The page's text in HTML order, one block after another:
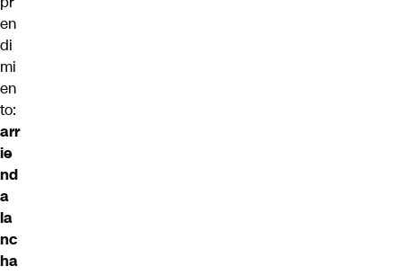
en
di
mi
en
to:
arr
ie
nd
a
la
nc
ha